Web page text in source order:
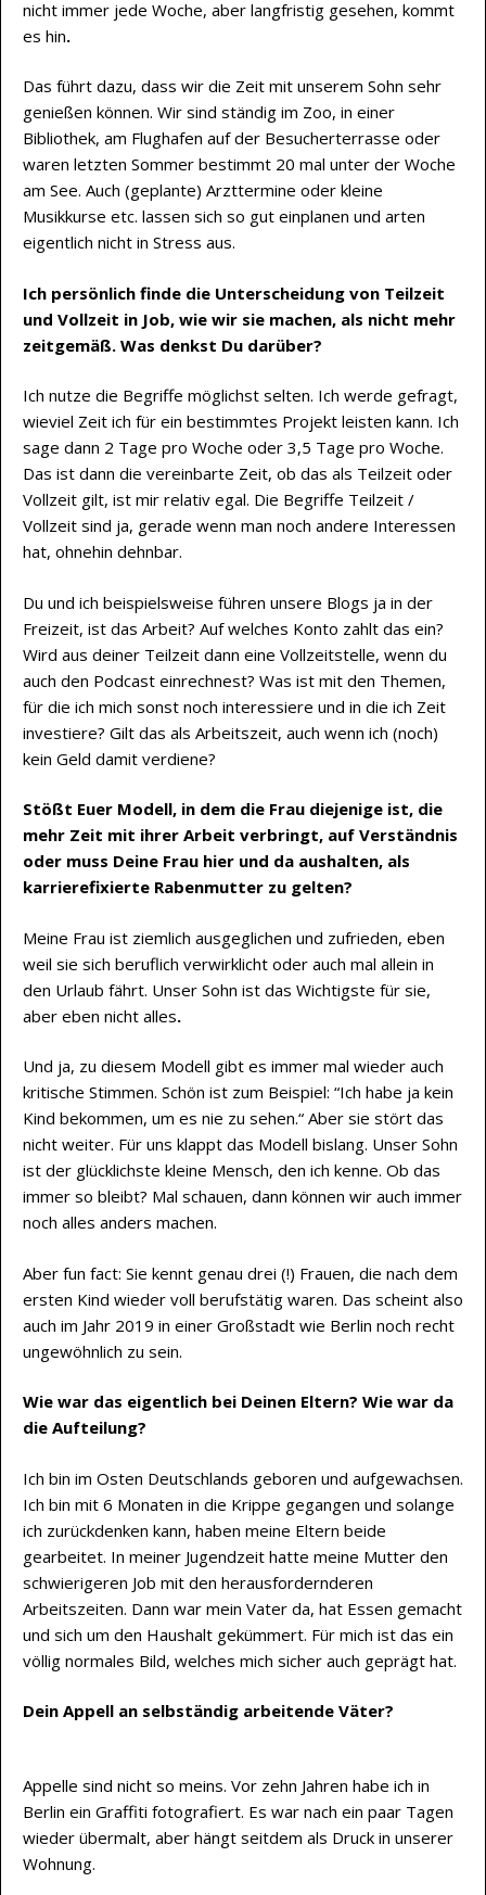
nicht immer jede Woche, aber langfristig gesehen, kommt
es hin.
Das führt dazu, dass wir die Zeit mit unserem Sohn sehr
genießen können. Wir sind ständig im Zoo, in einer
Bibliothek, am Flughafen auf der Besucherterrasse oder
waren letzten Sommer bestimmt 20 mal unter der Woche
am See. Auch (geplante) Arzttermine oder kleine
Musikkurse etc. lassen sich so gut einplanen und arten
eigentlich nicht in Stress aus.
Ich persönlich finde die Unterscheidung von Teilzeit
und Vollzeit in Job, wie wir sie machen, als nicht mehr
zeitgemäß. Was denkst Du darüber?
Ich nutze die Begriffe möglichst selten. Ich werde gefragt,
wieviel Zeit ich für ein bestimmtes Projekt leisten kann. Ich
sage dann 2 Tage pro Woche oder 3,5 Tage pro Woche.
Das ist dann die vereinbarte Zeit, ob das als Teilzeit oder
Vollzeit gilt, ist mir relativ egal. Die Begriffe Teilzeit /
Vollzeit sind ja, gerade wenn man noch andere Interessen
hat, ohnehin dehnbar.
Du und ich beispielsweise führen unsere Blogs ja in der
Freizeit, ist das Arbeit? Auf welches Konto zahlt das ein?
Wird aus deiner Teilzeit dann eine Vollzeitstelle, wenn du
auch den Podcast einrechnest? Was ist mit den Themen,
für die ich mich sonst noch interessiere und in die ich Zeit
investiere? Gilt das als Arbeitszeit, auch wenn ich (noch)
kein Geld damit verdiene?
Stößt Euer Modell, in dem die Frau diejenige ist, die
mehr Zeit mit ihrer Arbeit verbringt, auf Verständnis
oder muss Deine Frau hier und da aushalten, als
karrierefixierte Rabenmutter zu gelten?
Meine Frau ist ziemlich ausgeglichen und zufrieden, eben
weil sie sich beruflich verwirklicht oder auch mal allein in
den Urlaub fährt. Unser Sohn ist das Wichtigste für sie,
aber eben nicht alles.
Und ja, zu diesem Modell gibt es immer mal wieder auch
kritische Stimmen. Schön ist zum Beispiel: “Ich habe ja kein
Kind bekommen, um es nie zu sehen.“ Aber sie stört das
nicht weiter. Für uns klappt das Modell bislang. Unser Sohn
ist der glücklichste kleine Mensch, den ich kenne. Ob das
immer so bleibt? Mal schauen, dann können wir auch immer
noch alles anders machen.
Aber fun fact: Sie kennt genau drei (!) Frauen, die nach dem
ersten Kind wieder voll berufstätig waren. Das scheint also
auch im Jahr 2019 in einer Großstadt wie Berlin noch recht
ungewöhnlich zu sein.
Wie war das eigentlich bei Deinen Eltern? Wie war da
die Aufteilung?
Ich bin im Osten Deutschlands geboren und aufgewachsen.
Ich bin mit 6 Monaten in die Krippe gegangen und solange
ich zurückdenken kann, haben meine Eltern beide
gearbeitet. In meiner Jugendzeit hatte meine Mutter den
schwierigeren Job mit den herausfordernderen
Arbeitszeiten. Dann war mein Vater da, hat Essen gemacht
und sich um den Haushalt gekümmert. Für mich ist das ein
völlig normales Bild, welches mich sicher auch geprägt hat.
Dein Appell an selbständig arbeitende Väter?
Appelle sind nicht so meins. Vor zehn Jahren habe ich in
Berlin ein Graffiti fotografiert. Es war nach ein paar Tagen
wieder übermalt, aber hängt seitdem als Druck in unserer
Wohnung.